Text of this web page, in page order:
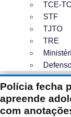
TCE-
STF
TJTO
TRE
Polícia fecha
apreende
com